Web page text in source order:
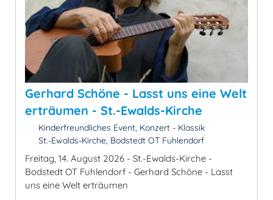
Gerhard Schöne - Lasst uns eine Welt
erträumen - St.-Ewalds-Kirche
Kinderfreundliches Event, Konzert - Klassik
St.-Ewalds-Kirche, Bodstedt OT Fuhlendorf
Freitag, 14. August 2026 - St.-Ewalds-Kirche -
Bodstedt OT Fuhlendorf - Gerhard Schöne - Lasst
uns eine Welt erträumen